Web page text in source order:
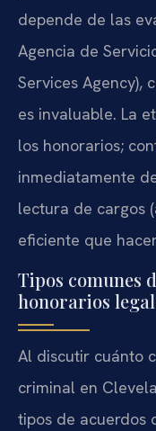
depende de las
Agencia de
Services Agency),
es invaluable. La
los honorarios;
inmediatamente
lectura de cargos
eficiente que
Tipos comunes
honorarios
Al discutir cuánto
criminal en
tipos de acuerdos